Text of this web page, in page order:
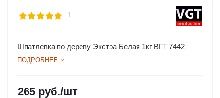
1
Шпатлевка по дереву Экстра Белая 1кг ВГТ 7442
ПОДРОБНЕЕ
265 руб./шт